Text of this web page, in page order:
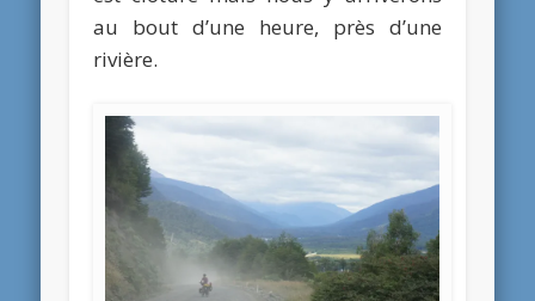
au bout d’une heure, près d’une
rivière.